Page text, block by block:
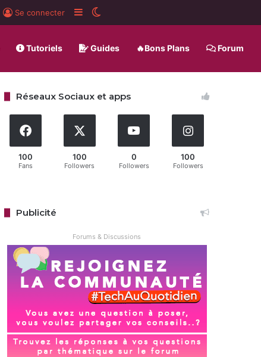
BlueSky
Se connecter Sidebar (barre latérale)
Tutoriels Guides 🔥Bons Plans Forum
Réseaux Sociaux et apps
100
Fans
100
Followers
0
Followers
100
Followers
Publicité
Forums & Discussions